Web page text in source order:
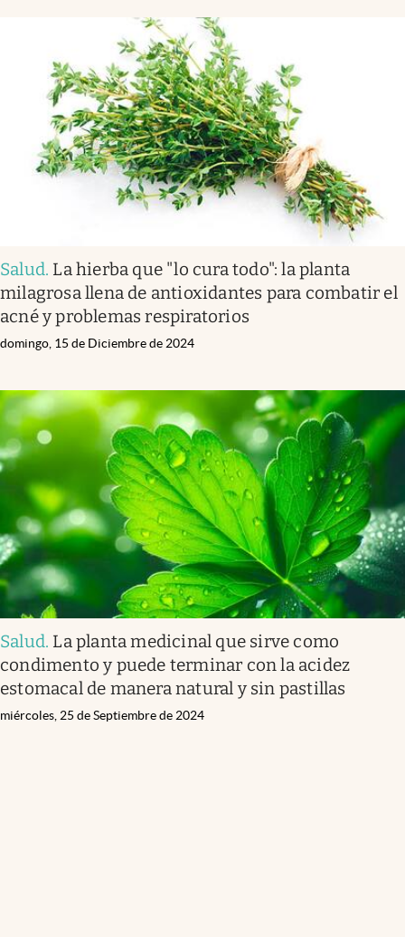
Salud. La hierba que "lo cura todo": la planta
milagrosa llena de antioxidantes para combatir el
acné y problemas respiratorios
domingo, 15 de Diciembre de 2024
Salud. La planta medicinal que sirve como
condimento y puede terminar con la acidez
estomacal de manera natural y sin pastillas
miércoles, 25 de Septiembre de 2024